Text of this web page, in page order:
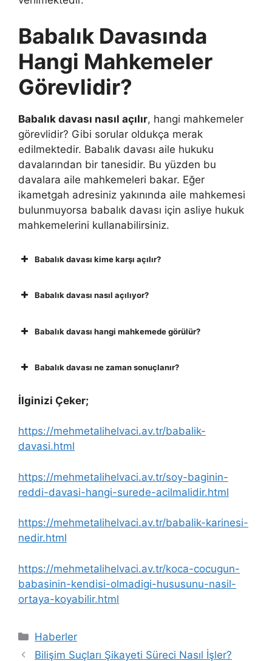
Babalık Davasında
Hangi Mahkemeler
Görevlidir?
Babalık davası nasıl açılır, hangi mahkemeler
görevlidir? Gibi sorular oldukça merak
edilmektedir. Babalık davası aile hukuku
davalarından bir tanesidir. Bu yüzden bu
davalara aile mahkemeleri bakar. Eğer
ikametgah adresiniz yakınında aile mahkemesi
bulunmuyorsa babalık davası için asliye hukuk
mahkemelerini kullanabilirsiniz.
Babalık davası kime karşı açılır?
Babalık davası nasıl açılıyor?
Babalık davası hangi mahkemede görülür?
Babalık davası ne zaman sonuçlanır?
İlginizi Çeker;
https://mehmetalihelvaci.av.tr/babalik-
davasi.html
https://mehmetalihelvaci.av.tr/soy-baginin-
reddi-davasi-hangi-surede-acilmalidir.html
https://mehmetalihelvaci.av.tr/babalik-karinesi-
nedir.html
https://mehmetalihelvaci.av.tr/koca-cocugun-
babasinin-kendisi-olmadigi-hususunu-nasil-
ortaya-koyabilir.html
Kategoriler
Haberler
Bilişim Suçları Şikayeti Süreci Nasıl İşler?